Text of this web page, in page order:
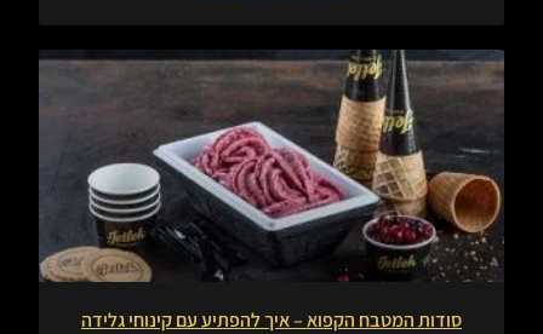
סודות המטבח הקפוא – איך להפתיע עם קינוחי גלידה